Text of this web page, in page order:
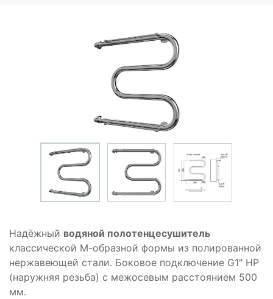
Надёжный водяной полотенцесушитель
классической М-образной формы из полированной
нержавеющей стали. Боковое подключение G1" НР
(наружняя резьба) с межосевым расстоянием 500
мм.